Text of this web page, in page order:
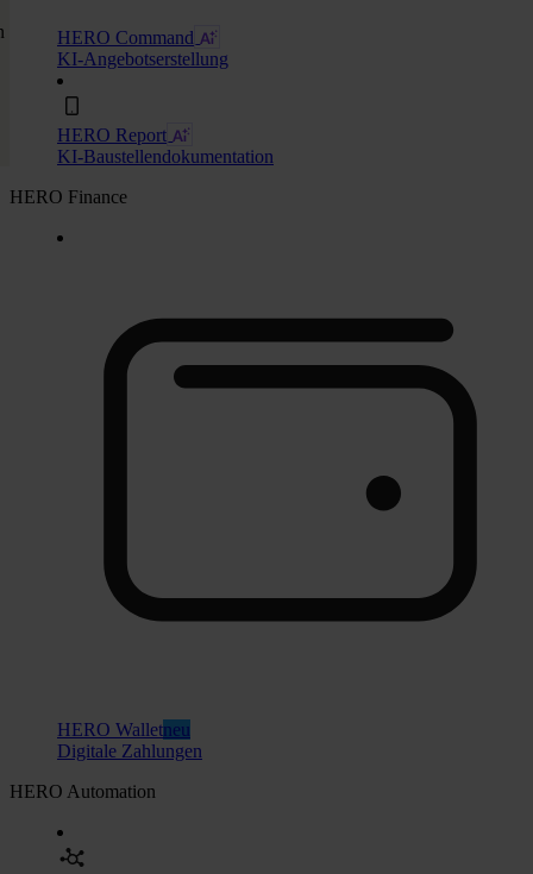
HERO Command
KI-Angebotserstellung
HERO Report
KI-Baustellendokumentation
HERO Finance
HERO Walletneu
Digitale Zahlungen
HERO Automation